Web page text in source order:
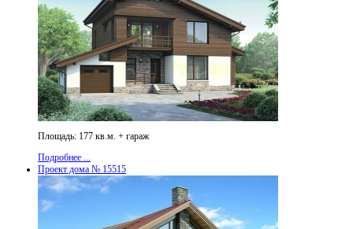
Площадь: 177 кв.м. + гараж
Подробнее ...
Проект дома № 15515